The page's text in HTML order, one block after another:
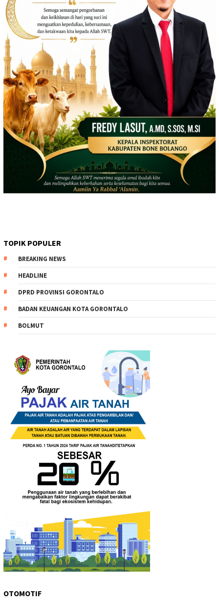
TOPIK POPULER
BREAKING NEWS
HEADLINE
DPRD PROVINSI GORONTALO
BADAN KEUANGAN KOTA GORONTALO
BOLMUT
OTOMOTIF